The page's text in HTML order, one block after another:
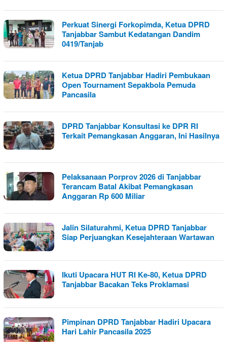
Perkuat Sinergi Forkopimda, Ketua DPRD
Tanjabbar Sambut Kedatangan Dandim
0419/Tanjab
Ketua DPRD Tanjabbar Hadiri Pembukaan
Open Tournament Sepakbola Pemuda
Pancasila
DPRD Tanjabbar Konsultasi ke DPR RI
Terkait Pemangkasan Anggaran, Ini Hasilnya
Pelaksanaan Porprov 2026 di Tanjabbar
Terancam Batal Akibat Pemangkasan
Anggaran Rp 600 Miliar
Jalin Silaturahmi, Ketua DPRD Tanjabbar
Siap Perjuangkan Kesejahteraan Wartawan
Ikuti Upacara HUT RI Ke-80, Ketua DPRD
Tanjabbar Bacakan Teks Proklamasi
Pimpinan DPRD Tanjabbar Hadiri Upacara
Hari Lahir Pancasila 2025